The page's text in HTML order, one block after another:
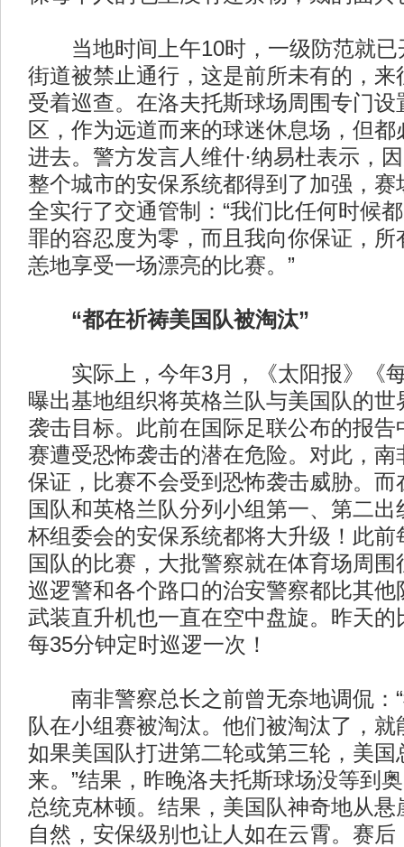
当地时间上午10时，一级防范就已
街道被禁止通行，这是前所未有的，来
受着巡查。在洛夫托斯球场周围专门设
区，作为远道而来的球迷休息场，但
进去。警方发言人维什·纳易杜表示，
整个城市的安保系统都得到了加强，赛
全实行了交通管制：“我们比任何时候
罪的容忍度为零，而且我向你保证，所
恙地享受一场漂亮的比赛。”
“都在祈祷美国队被淘汰”
实际上，今年3月，《太阳报》《
曝出基地组织将英格兰队与美国队的世
袭击目标。此前在国际足联公布的报告
赛遭受恐怖袭击的潜在危险。对此，南
保证，比赛不会受到恐怖袭击威胁。而
国队和英格兰队分列小组第一、第二
杯组委会的安保系统都将大升级！此前
国队的比赛，大批警察就在体育场周
巡逻警和各个路口的治安警察都比其他
武装直升机也一直在空中盘旋。昨天的
每35分钟定时巡逻一次！
南非警察总长之前曾无奈地调侃：“
队在小组赛被淘汰。他们被淘汰了，
如果美国队打进第二轮或第三轮，美国
来。”结果，昨晚洛夫托斯球场没等到
总统克林顿。结果，美国队神奇地从悬
自然，安保级别也让人如在云霄。赛